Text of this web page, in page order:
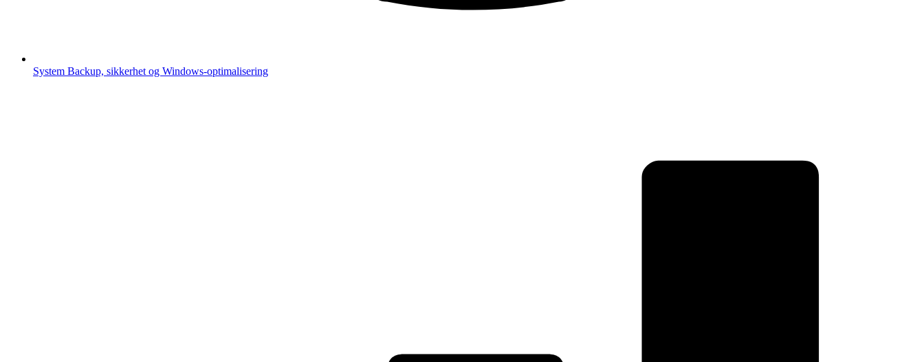
System Backup, sikkerhet og Windows-optimalisering